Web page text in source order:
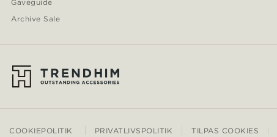
Gaveguide
Archive Sale
COOKIEPOLITIK PRIVATLIVSPOLITIK TILPAS COOKIES